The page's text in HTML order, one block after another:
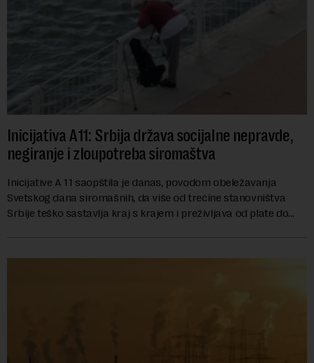
Inicijativa A11: Srbija država socijalne nepravde,
negiranje i zloupotreba siromaštva
Inicijative A 11 saopštila je danas, povodom obeležavanja
Svetskog dana siromašnih, da više od trećine stanovništva
Srbije teško sastavlja kraj s krajem i preživljava od plate do